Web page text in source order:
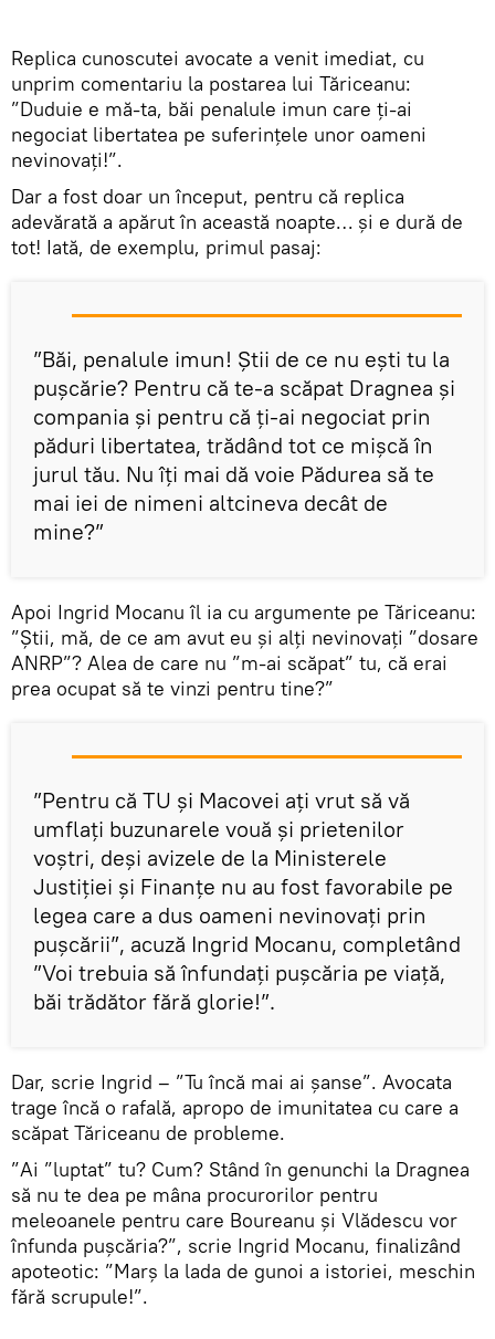
Replica cunoscutei avocate a venit imediat, cu
unprim comentariu la postarea lui Tăriceanu:
”Duduie e mă-ta, băi penalule imun care ți-ai
negociat libertatea pe suferințele unor oameni
nevinovați!”.
Dar a fost doar un început, pentru că replica
adevărată a apărut în această noapte… și e dură de
tot! Iată, de exemplu, primul pasaj:
”Băi, penalule imun! Știi de ce nu ești tu la
pușcărie? Pentru că te-a scăpat Dragnea și
compania și pentru că ți-ai negociat prin
păduri libertatea, trădând tot ce mișcă în
jurul tău. Nu îți mai dă voie Pădurea să te
mai iei de nimeni altcineva decât de
mine?”
Apoi Ingrid Mocanu îl ia cu argumente pe Tăriceanu:
”Știi, mă, de ce am avut eu și alți nevinovați ”dosare
ANRP”? Alea de care nu ”m-ai scăpat” tu, că erai
prea ocupat să te vinzi pentru tine?”
”Pentru că TU și Macovei ați vrut să vă
umflați buzunarele vouă și prietenilor
voștri, deși avizele de la Ministerele
Justiției și Finanțe nu au fost favorabile pe
legea care a dus oameni nevinovați prin
pușcării”, acuză Ingrid Mocanu, completând
”Voi trebuia să înfundați pușcăria pe viață,
băi trădător fără glorie!”.
Dar, scrie Ingrid – ”Tu încă mai ai șanse”. Avocata
trage încă o rafală, apropo de imunitatea cu care a
scăpat Tăriceanu de probleme.
”Ai ”luptat” tu? Cum? Stând în genunchi la Dragnea
să nu te dea pe mâna procurorilor pentru
meleoanele pentru care Boureanu și Vlădescu vor
înfunda pușcăria?”, scrie Ingrid Mocanu, finalizând
apoteotic: ”Marș la lada de gunoi a istoriei, meschin
fără scrupule!”.